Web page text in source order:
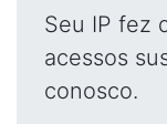
Seu IP fez
acessos
conosco.